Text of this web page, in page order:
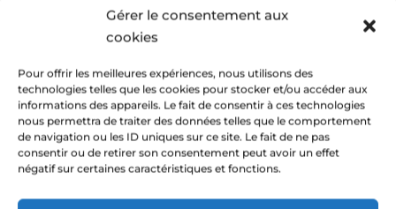
Gérer le consentement aux
cookies
Pour offrir les meilleures expériences, nous utilisons des
technologies telles que les cookies pour stocker et/ou accéder aux
informations des appareils. Le fait de consentir à ces technologies
nous permettra de traiter des données telles que le comportement
de navigation ou les ID uniques sur ce site. Le fait de ne pas
consentir ou de retirer son consentement peut avoir un effet
négatif sur certaines caractéristiques et fonctions.
CATEGORIES
Actu mosaique